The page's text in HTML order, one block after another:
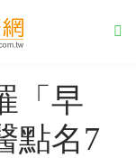
「早
點名7